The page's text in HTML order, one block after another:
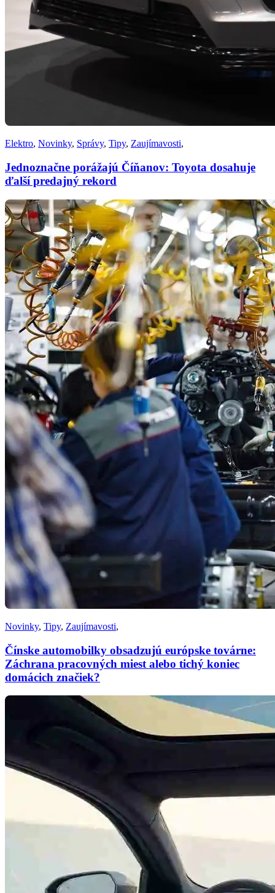
Elektro, Novinky, Správy, Tipy, Zaujímavosti,
Jednoznačne porážajú Číňanov: Toyota dosahuje
ďalší predajný rekord
Novinky, Tipy, Zaujímavosti,
Čínske automobilky obsadzujú európske továrne:
Záchrana pracovných miest alebo tichý koniec
domácich značiek?